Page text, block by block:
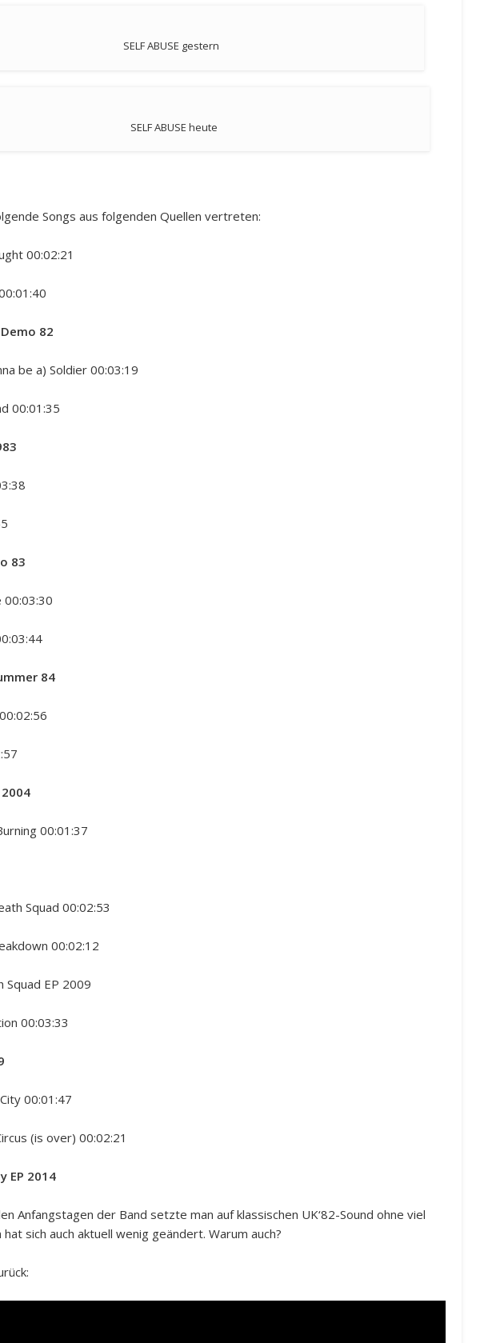
SELF ABUSE gestern
SELF ABUSE heute
Songs aus folgenden Quellen vertreten:
00:02:21
82
be a) Soldier 00:03:19
00:01:35
83
00:03:30
84
2004
00:01:37
Squad 00:02:53
00:02:12
Squad EP 2009
00:03:33
00:01:47
(is over) 00:02:21
EP 2014
Anfangstagen der Band setzte man auf klassischen UK‘82-Sound ohne viel
hat sich auch aktuell wenig geändert. Warum auch?